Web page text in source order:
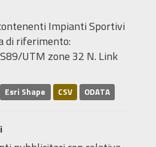
Impianti Sportivi
di riferimento:
UTM zone 32 N. Link
Esri Shape CSV ODATA